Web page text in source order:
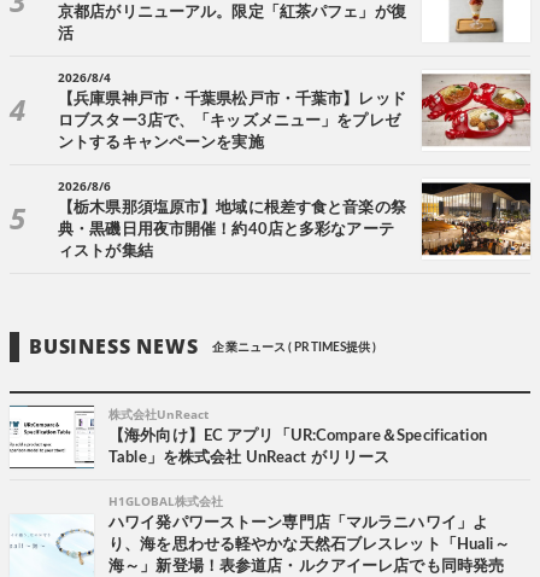
京都店がリニューアル。限定「紅茶パフェ」が復
活
2026/8/4
【兵庫県神戸市・千葉県松戸市・千葉市】レッド
ロブスター3店で、「キッズメニュー」をプレゼ
ントするキャンペーンを実施
2026/8/6
【栃木県那須塩原市】地域に根差す食と音楽の祭
典・黒磯日用夜市開催！約40店と多彩なアーテ
ィストが集結
BUSINESS NEWS 企業ニュース ( PR TIMES提供 )
株式会社UnReact
【海外向け】EC アプリ「UR:Compare＆Specification
Table」を株式会社 UnReact がリリース
H1GLOBAL株式会社
ハワイ発パワーストーン専門店「マルラニハワイ」よ
り、海を思わせる軽やかな天然石ブレスレット「Huali～
海～」新登場！表参道店・ルクアイーレ店でも同時発売